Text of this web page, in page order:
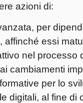
azioni di:
per
affinché essi
nel
cambiamenti
per lo
digitali, al fine